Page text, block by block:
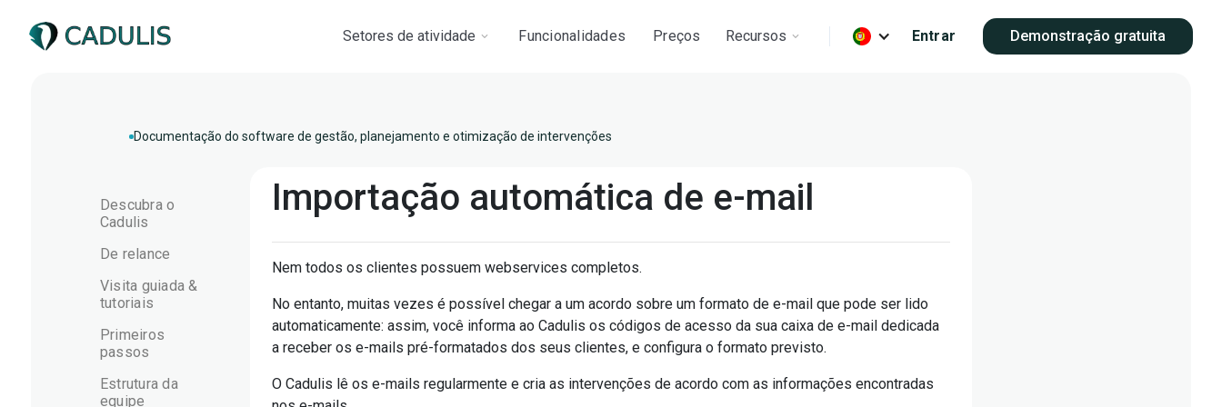
Setores de atividade Funcionalidades Preços Recursos Entrar Demonstração gratuita
Documentação do software de gestão, planejamento e otimização de intervenções
Descubra o
Cadulis
De relance
Visita guiada &
tutoriais
Primeiros
passos
Estrutura da
equipe
Importação automática de e-mail
Nem todos os clientes possuem webservices completos.
No entanto, muitas vezes é possível chegar a um acordo sobre um formato de e-mail que pode ser lido
automaticamente: assim, você informa ao Cadulis os códigos de acesso da sua caixa de e-mail dedicada
a receber os e-mails pré-formatados dos seus clientes, e configura o formato previsto.
O Cadulis lê os e-mails regularmente e cria as intervenções de acordo com as informações encontradas